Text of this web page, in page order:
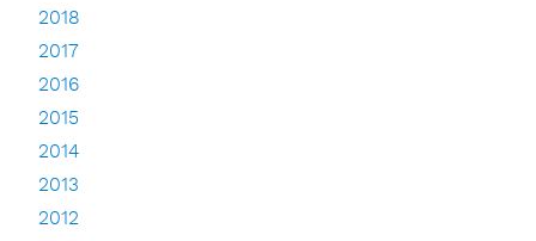
2018
2017
2016
2015
2014
2013
2012